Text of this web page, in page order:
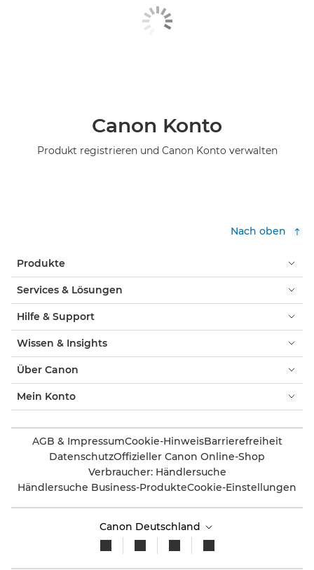
Canon Konto
Produkt registrieren und Canon Konto verwalten
Nach oben
Produkte
Services & Lösungen
Hilfe & Support
Wissen & Insights
Über Canon
Mein Konto
AGB & ImpressumCookie-HinweisBarrierefreiheit
DatenschutzOffizieller Canon Online-Shop
Verbraucher: Händlersuche
Händlersuche Business-ProdukteCookie-Einstellungen
Canon Deutschland